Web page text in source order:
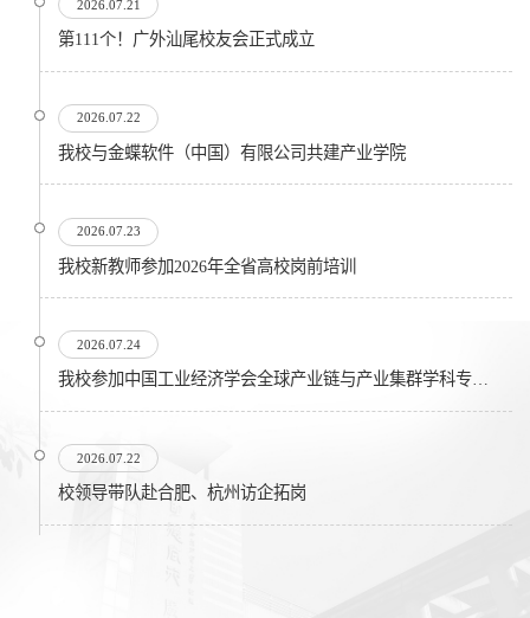
2026.07.21
第111个！广外汕尾校友会正式成立
2026.07.22
我校与金蝶软件（中国）有限公司共建产业学院
2026.07.23
我校新教师参加2026年全省高校岗前培训
2026.07.24
我校参加中国工业经济学会全球产业链与产业集群学科专业委员会在...
2026.07.22
校领导带队赴合肥、杭州访企拓岗